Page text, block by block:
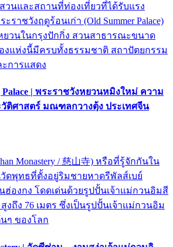
วนและสถานที่ท่องเที่ยวที่ได้รับแรง
ราชวังฤดูร้อนเก่า (Old Summer Palace)
วนในกรุงปักกิ่ง สวนสาธารณะขนาด
งแห่งนี้มีครบทั้งธรรมชาติ สถาปัตยกรรม
การแสดง
Palace | พระราชวังหยวนหมิงใหม่ ความ
ติศาสตร์ มณฑลกวางตุ้ง ประเทศจีน
Monastery / 慈山寺) หรือที่รู้จักกันใน
ดพุทธที่ตั้งอยู่ริมชายหาดรีพัลส์เบย์
นฮ่องกง โดดเด่นด้วยรูปปั้นเจ้าแม่กวนอิมสี
ถึง 76 เมตร ซึ่งเป็นรูปปั้นเจ้าแม่กวนอิม
ๆ ของโลก